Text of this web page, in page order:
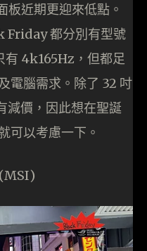
板近期更迎來低點。
Friday 都分別有型號
4k165Hz，但都足
電腦需求。除了 32 吋
減價，因此想在聖誕
可以考慮一下。